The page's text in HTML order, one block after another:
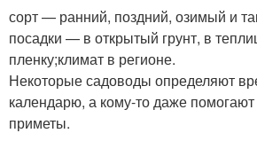
сорт — ранний, поздний, озимый и
посадки — в открытый грунт, в
пленку;климат в регионе.
Некоторые садоводы определяют
календарю, а кому-то даже
приметы.